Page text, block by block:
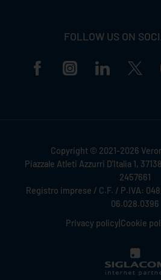
FOLLOW US ON
Copyright © 2021-2026
Piazzale Atleti Azzurri D'Italia 1,
2457661
Registro imprese / C.F. / P.IVA:
06.028.0396
Privacy policy Cookie